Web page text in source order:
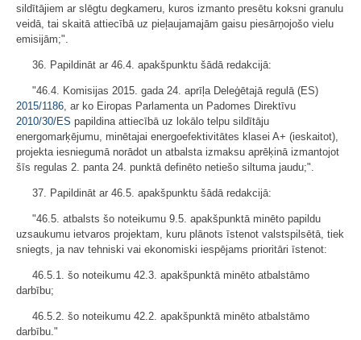
sildītājiem ar slēgtu degkameru, kuros izmanto presētu koksni granulu
veidā, tai skaitā attiecībā uz pieļaujamajām gaisu piesārņojošo vielu
emisijām;".
36. Papildināt ar 46.4. apakšpunktu šādā redakcijā:
"46.4. Komisijas 2015. gada 24. aprīļa Deleģētajā regulā (ES)
2015/1186, ar ko Eiropas Parlamenta un Padomes Direktīvu
2010/30/ES papildina attiecībā uz lokālo telpu sildītāju
energomarķējumu, minētajai energoefektivitātes klasei A+ (ieskaitot),
projekta iesniegumā norādot un atbalsta izmaksu aprēķinā izmantojot
šīs regulas 2. panta 24. punktā definēto netiešo siltuma jaudu;".
37. Papildināt ar 46.5. apakšpunktu šādā redakcijā:
"46.5. atbalsts šo noteikumu 9.5. apakšpunktā minēto papildu
uzsaukumu ietvaros projektam, kuru plānots īstenot valstspilsētā, tiek
sniegts, ja nav tehniski vai ekonomiski iespējams prioritāri īstenot:
46.5.1. šo noteikumu 42.3. apakšpunktā minēto atbalstāmo
darbību;
46.5.2. šo noteikumu 42.2. apakšpunktā minēto atbalstāmo
darbību."